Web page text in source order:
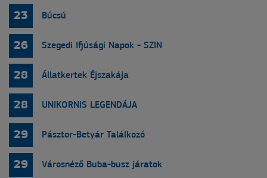
23 Búcsú
26 Szegedi Ifjúsági Napok - SZIN
28 Állatkertek Éjszakája
28 UNIKORNIS LEGENDÁJA
29 Pásztor-Betyár Találkozó
29 Városnéző Buba-busz járatok